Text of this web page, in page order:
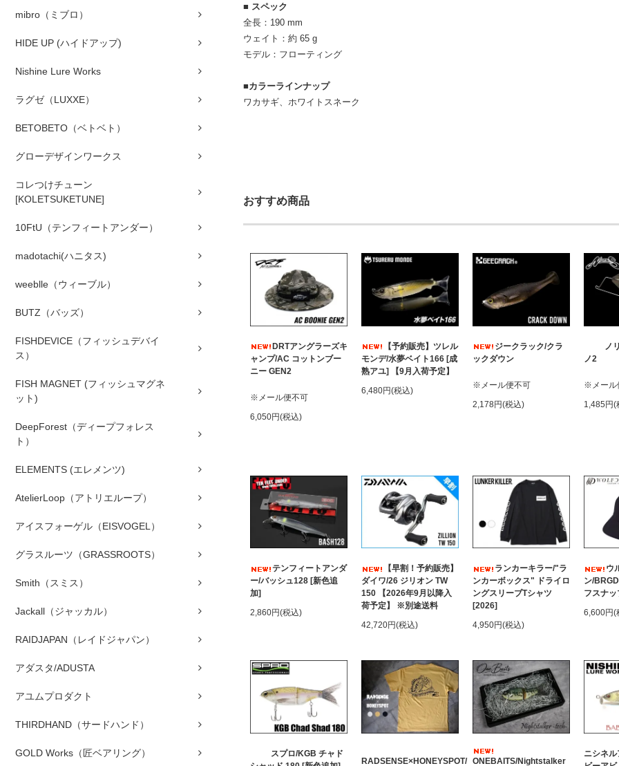
mibro（ミブロ）
HIDE UP (ハイドアップ)
Nishine Lure Works
ラグゼ（LUXXE）
BETOBETO（ベトベト）
グローデザインワークス
コレつけチューン
[KOLETSUKETUNE]
10FtU（テンフィートアンダー）
madotachi(ハニタス)
weeblle（ウィーブル）
BUTZ（バッズ）
FISHDEVICE（フィッシュデバイ
ス）
FISH MAGNET (フィッシュマグネ
ット)
DeepForest（ディープフォレス
ト）
ELEMENTS (エレメンツ)
AtelierLoop（アトリエループ）
アイスフォーゲル（EISVOGEL）
グラスルーツ（GRASSROOTS）
Smith（スミス）
Jackall（ジャッカル）
RAIDJAPAN（レイドジャパン）
アダスタ/ADUSTA
アユムプロダクト
THIRDHAND（サードハンド）
GOLD Works（匠ベアリング）
■ スペック
全長：190 mm
ウェイト：約 65 g
モデル：フローティング
■カラーラインナップ
ワカサギ、ホワイトスネーク
おすすめ商品
DRTアングラーズキ
ャンプ/AC コットンブー
ニー GEN2
※メール便不可
6,050円(税込)
【予約販売】ツレル
モンデ/水夢ベイト166 [成
熟アユ] 【9月入荷予定】
6,480円(税込)
ジークラック/クラ
ックダウン
※メール便不可
2,178円(税込)
ノ
ノ2
※メール
1,485円(
テンフィートアンダ
ー/バッシュ128 [新色追
加]
2,860円(税込)
【早割！予約販売】
ダイワ/26 ジリオン TW
150 【2026年9月以降入
荷予定】 ※別途送料
42,720円(税込)
ランカーキラー/"ラ
ンカーボックス" ドライロ
ングスリーブTシャツ
[2026]
4,950円(税込)
ウ
ン/
フスナッ
6,600円(
スプロ/KGB チャド
RADSENSE×HONEYSPOT/ ONEBAITS/Nightstalker
ニシネ